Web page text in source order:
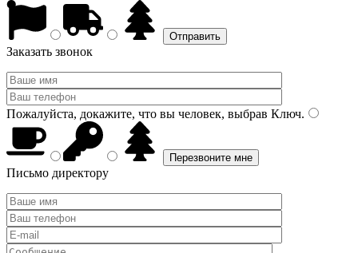
Заказать звонок
Пожалуйста, докажите, что вы человек, выбрав Ключ.
Письмо директору